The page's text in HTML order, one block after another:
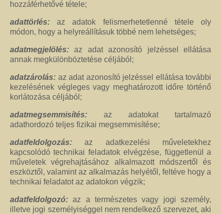
hozzáférhetővé tétele;
adattörlés: az adatok felismerhetetlenné tétele oly
módon, hogy a helyreállításuk többé nem lehetséges;
adatmegjelölés: az adat azonosító jelzéssel ellátása
annak megkülönböztetése céljából;
adatzárolás: az adat azonosító jelzéssel ellátása további
kezelésének végleges vagy meghatározott időre történő
korlátozása céljából;
adatmegsemmisítés: az adatokat tartalmazó
adathordozó teljes fizikai megsemmisítése;
adatfeldolgozás: az adatkezelési műveletekhez
kapcsolódó technikai feladatok elvégzése, függetlenül a
műveletek végrehajtásához alkalmazott módszertől és
eszköztől, valamint az alkalmazás helyétől, feltéve hogy a
technikai feladatot az adatokon végzik;
adatfeldolgozó: az a természetes vagy jogi személy,
illetve jogi személyiséggel nem rendelkező szervezet, aki